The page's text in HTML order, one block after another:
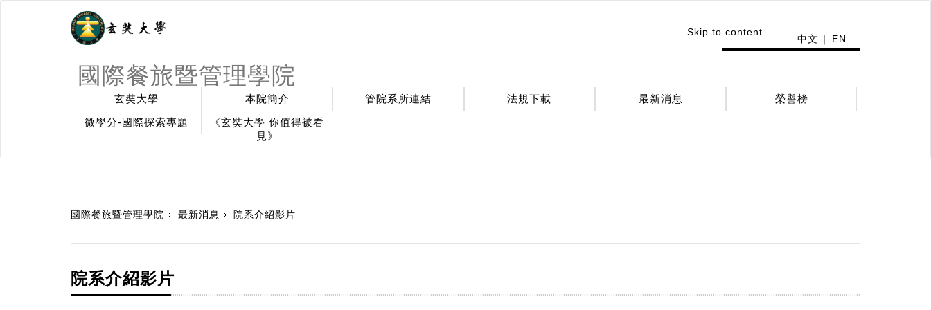
國際餐旅暨管理學院
Skip to content
中文 EN
玄奘大學 本院簡介 管院系所連結 法規下載 最新消息
榮譽榜
微學分-國際探索專題
《玄奘大學 你值得被看
見》
國際餐旅暨管理學院 最新消息 院系介紹影片
院系介紹影片